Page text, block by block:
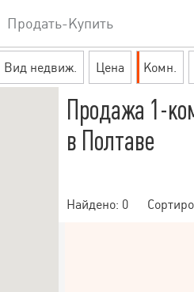
Продать-Купить
Вид недвиж. Цена Комн.
Продажа 1-
в Полтаве
Найдено: 0